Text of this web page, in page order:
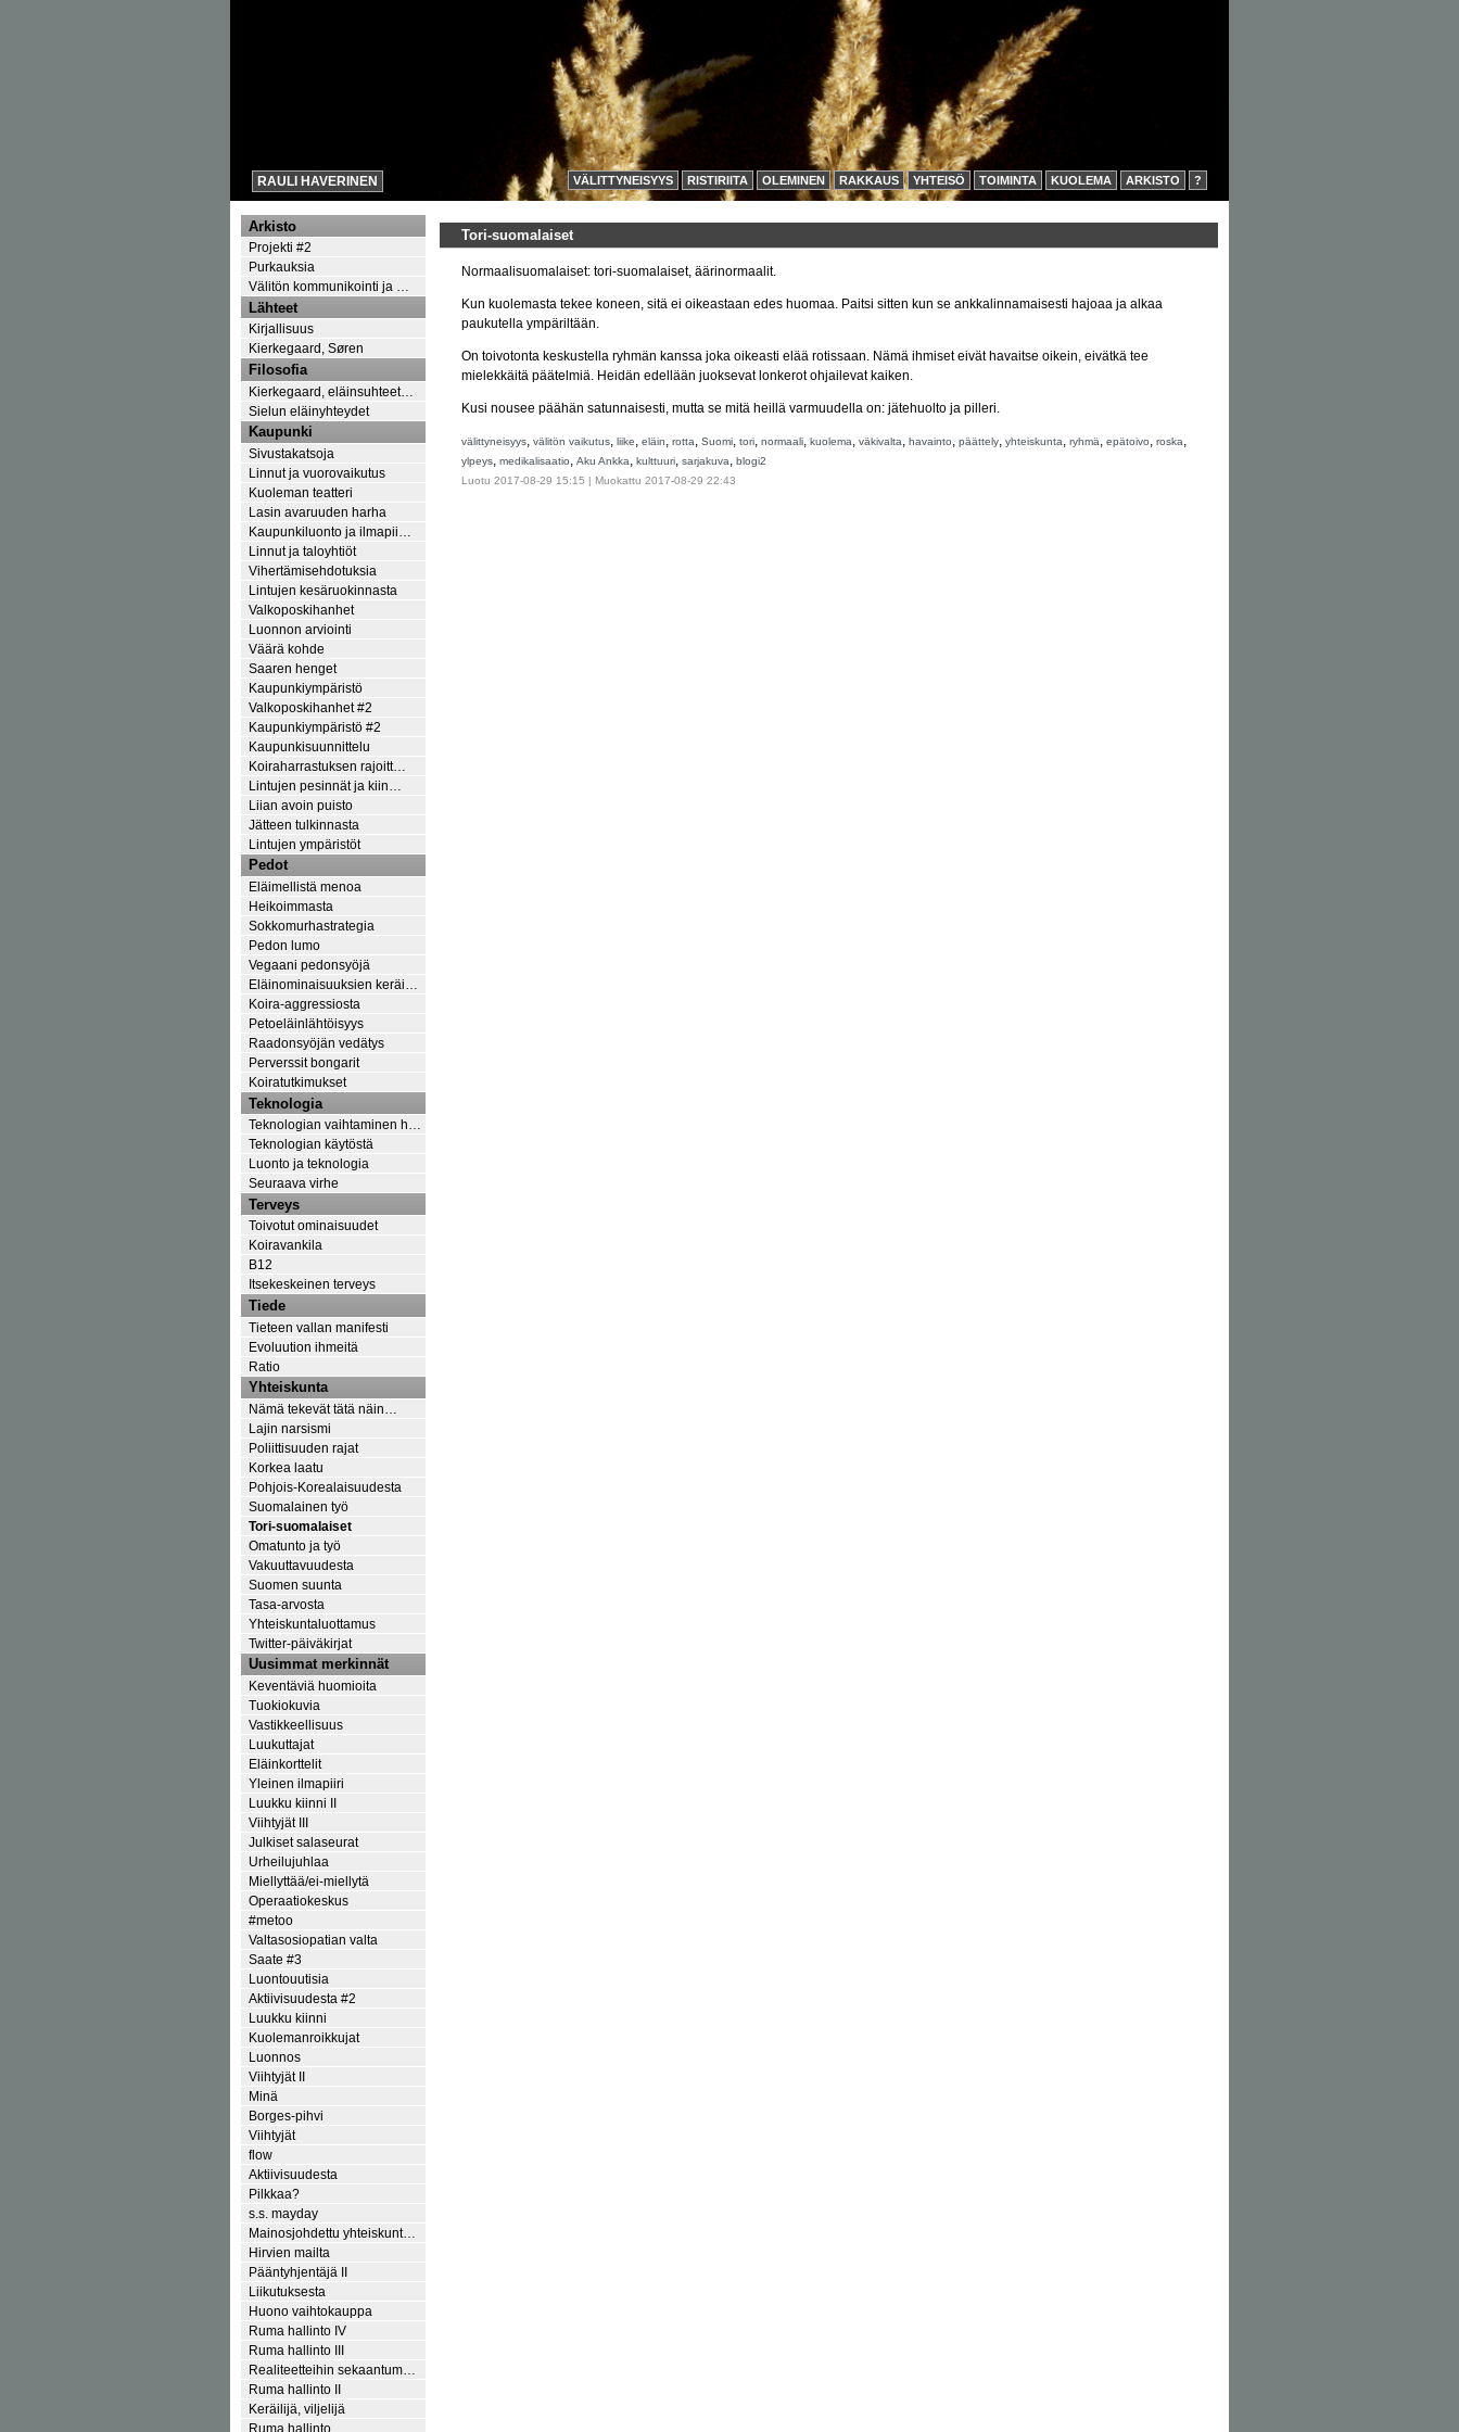
RAULI HAVERINEN VÄLITTYNEISYYS RISTIRIITA OLEMINEN RAKKAUS YHTEISÖ TOIMINTA KUOLEMA ARKISTO ?
Tori-suomalaiset
Normaalisuomalaiset: tori-suomalaiset, äärinormaalit.
Kun kuolemasta tekee koneen, sitä ei oikeastaan edes huomaa. Paitsi sitten kun se ankkalinnamaisesti hajoaa ja alkaa
paukutella ympäriltään.
On toivotonta keskustella ryhmän kanssa joka oikeasti elää rotissaan. Nämä ihmiset eivät havaitse oikein, eivätkä tee
mielekkäitä päätelmiä. Heidän edellään juoksevat lonkerot ohjailevat kaiken.
Kusi nousee päähän satunnaisesti, mutta se mitä heillä varmuudella on: jätehuolto ja pilleri.
välittyneisyys, välitön vaikutus, liike, eläin, rotta, Suomi, tori, normaali, kuolema, väkivalta, havainto, päättely, yhteiskunta, ryhmä, epätoivo, roska,
ylpeys, medikalisaatio, Aku Ankka, kulttuuri, sarjakuva, blogi2
Luotu 2017-08-29 15:15 | Muokattu 2017-08-29 22:43
Arkisto
Projekti #2
Purkauksia
Välitön kommunikointi ja …
Lähteet
Kirjallisuus
Kierkegaard, Søren
Filosofia
Kierkegaard, eläinsuhteet…
Sielun eläinyhteydet
Kaupunki
Sivustakatsoja
Linnut ja vuorovaikutus
Kuoleman teatteri
Lasin avaruuden harha
Kaupunkiluonto ja ilmapii…
Linnut ja taloyhtiöt
Vihertämisehdotuksia
Lintujen kesäruokinnasta
Valkoposkihanhet
Luonnon arviointi
Väärä kohde
Saaren henget
Kaupunkiympäristö
Valkoposkihanhet #2
Kaupunkiympäristö #2
Kaupunkisuunnittelu
Koiraharrastuksen rajoitt…
Lintujen pesinnät ja kiin…
Liian avoin puisto
Jätteen tulkinnasta
Lintujen ympäristöt
Pedot
Eläimellistä menoa
Heikoimmasta
Sokkomurhastrategia
Pedon lumo
Vegaani pedonsyöjä
Eläinominaisuuksien keräi…
Koira-aggressiosta
Petoeläinlähtöisyys
Raadonsyöjän vedätys
Perverssit bongarit
Koiratutkimukset
Teknologia
Teknologian vaihtaminen h…
Teknologian käytöstä
Luonto ja teknologia
Seuraava virhe
Terveys
Toivotut ominaisuudet
Koiravankila
B12
Itsekeskeinen terveys
Tiede
Tieteen vallan manifesti
Evoluution ihmeitä
Ratio
Yhteiskunta
Nämä tekevät tätä näin…
Lajin narsismi
Poliittisuuden rajat
Korkea laatu
Pohjois-Korealaisuudesta
Suomalainen työ
Tori-suomalaiset
Omatunto ja työ
Vakuuttavuudesta
Suomen suunta
Tasa-arvosta
Yhteiskuntaluottamus
Twitter-päiväkirjat
Uusimmat merkinnät
Keventäviä huomioita
Tuokiokuvia
Vastikkeellisuus
Luukuttajat
Eläinkorttelit
Yleinen ilmapiiri
Luukku kiinni II
Viihtyjät III
Julkiset salaseurat
Urheilujuhlaa
Miellyttää/ei-miellytä
Operaatiokeskus
#metoo
Valtasosiopatian valta
Saate #3
Luontouutisia
Aktiivisuudesta #2
Luukku kiinni
Kuolemanroikkujat
Luonnos
Viihtyjät II
Minä
Borges-pihvi
Viihtyjät
flow
Aktiivisuudesta
Pilkkaa?
s.s. mayday
Mainosjohdettu yhteiskunt…
Hirvien mailta
Pääntyhjentäjä II
Liikutuksesta
Huono vaihtokauppa
Ruma hallinto IV
Ruma hallinto III
Realiteetteihin sekaantum…
Ruma hallinto II
Keräilijä, viljelijä
Ruma hallinto